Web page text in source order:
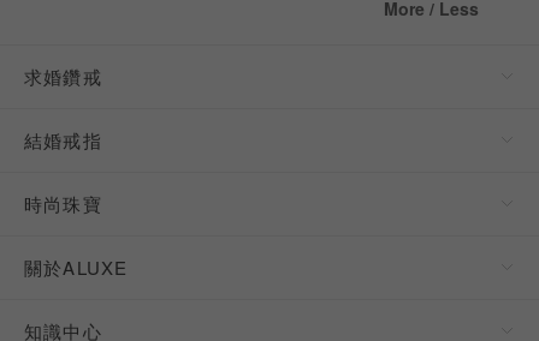
More / Less
求婚鑽戒
結婚戒指
時尚珠寶
關於ALUXE
知識中心